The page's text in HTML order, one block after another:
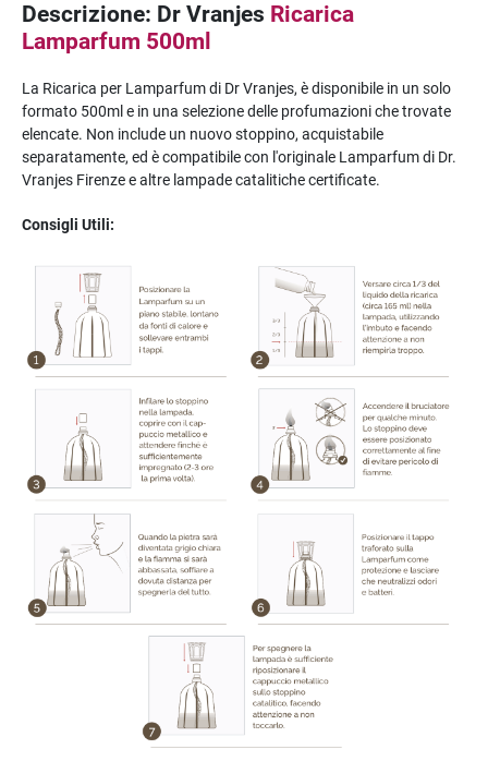
Descrizione: Dr Vranjes Ricarica
Lamparfum 500ml
La Ricarica per Lamparfum di Dr Vranjes, è disponibile in un solo
formato 500ml e in una selezione delle profumazioni che trovate
elencate. Non include un nuovo stoppino, acquistabile
separatamente, ed è compatibile con l'originale Lamparfum di Dr.
Vranjes Firenze e altre lampade catalitiche certificate.
Consigli Utili: